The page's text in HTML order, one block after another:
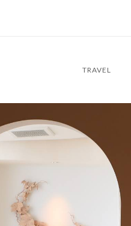
TRAVEL